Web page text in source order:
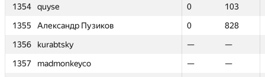
1354
quyse 0
103
1355
Александр Пузиков 0
828
1356
kurabtsky —
—
1357
madmonkeyco —
—
1354
quyse 0
103
1355
Александр Пузиков 0
828
1356
kurabtsky —
—
1357
madmonkeyco —
—